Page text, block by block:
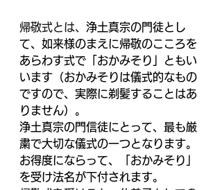
帰敬式とは、 浄土真宗の門徒とし
て、如来様のまえに帰敬のこころを
あらわす式で「おかみそり」ともい
います（おかみそりは儀式的なもの
ですので、実際に剃髪することはあ
りません）。
浄土真宗の門信徒にとって、最も厳
粛で大切な儀式の一つとなります。
お得度にならって、「おかみそり」
を受け法名が下付されます。